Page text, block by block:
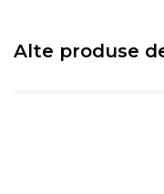
Alte produse